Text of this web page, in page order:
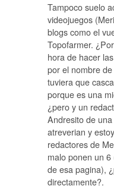
Tampoco suelo
videojuegos
blogs como el
Topofarmer.
hora de hacer
por el nombre
tuviera que
porque es una
¿pero y un
Andresito de
atreverian y
redactores de
malo ponen un
de esa pagina),
directamente?.